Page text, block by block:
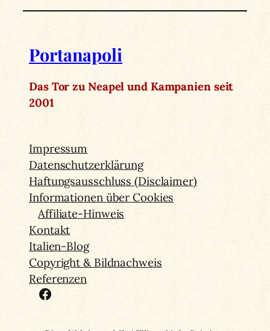
Portanapoli
Das Tor zu Neapel und Kampanien seit
2001
Impressum
Datenschutzerklärung
Haftungsausschluss (Disclaimer)
Informationen über Cookies
Affiliate-Hinweis
Kontakt
Italien-Blog
Copyright & Bildnachweis
Referenzen
Facebook